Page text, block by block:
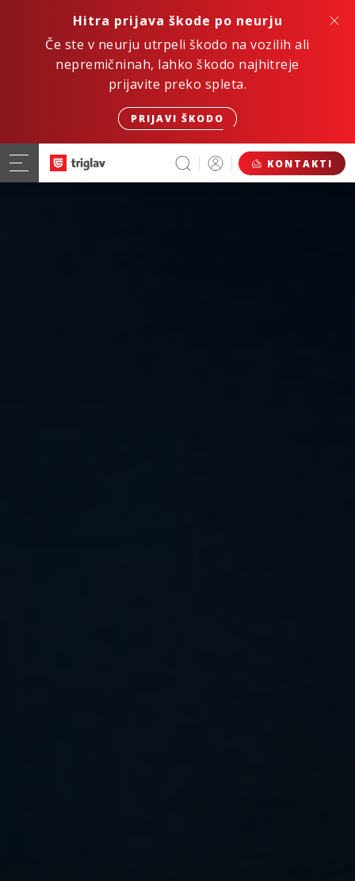
Hitra prijava škode po neurju
Če ste v neurju utrpeli škodo na vozilih ali
nepremičninah, lahko škodo najhitreje
prijavite preko spleta.
PRIJAVI ŠKODO
KONTAKTI